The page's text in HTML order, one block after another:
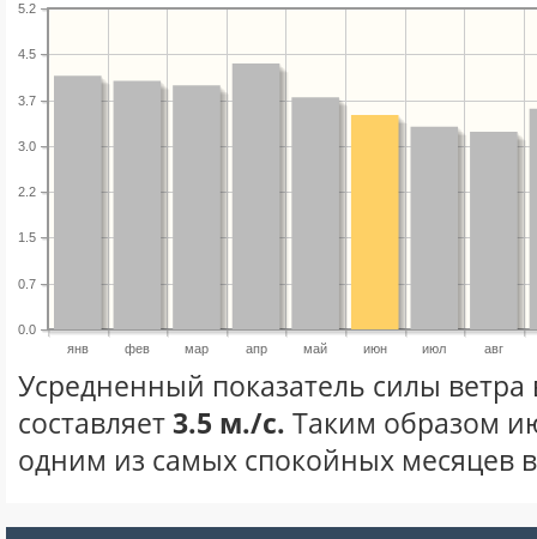
янв фев мар апр май июн июл авг
0.0
0.7
1.5
2.2
3.0
3.7
4.5
5.2
Усредненный показатель силы
составляет3.5 м./с. Таким образом
одним из самых спокойных месяцев